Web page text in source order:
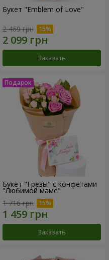
Букет "Emblem of Love"
2 469 грн
Заказать
Букет "Грезы" с конфетами
"Любимой маме"
1 716 грн
Заказать